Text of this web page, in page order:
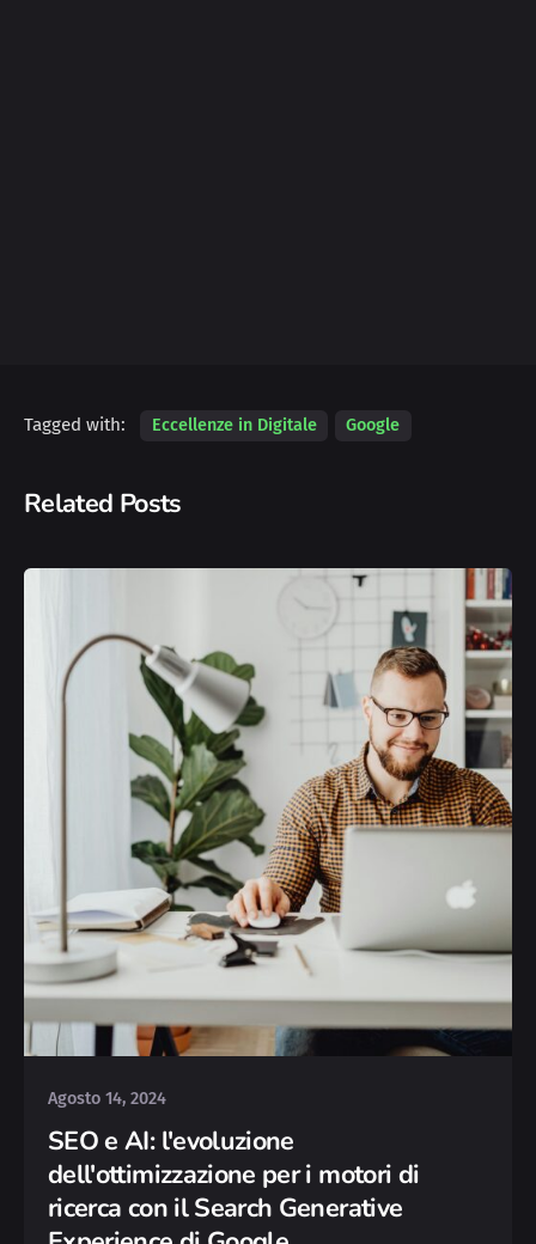
Tagged with: Eccellenze in Digitale Google
Related Posts
Posted by
Deborah
Agosto 14, 2024
SEO e AI: l'evoluzione
dell'ottimizzazione per i motori di
ricerca con il Search Generative